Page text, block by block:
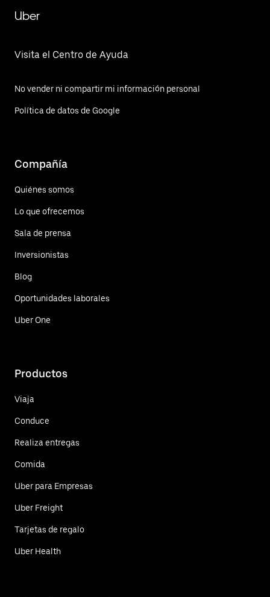
Uber
Visita el Centro de Ayuda
No vender ni compartir mi información personal
Política de datos de Google
Compañía
Quiénes somos
Lo que ofrecemos
Sala de prensa
Inversionistas
Blog
Oportunidades laborales
Uber One
Productos
Viaja
Conduce
Realiza entregas
Comida
Uber para Empresas
Uber Freight
Tarjetas de regalo
Uber Health